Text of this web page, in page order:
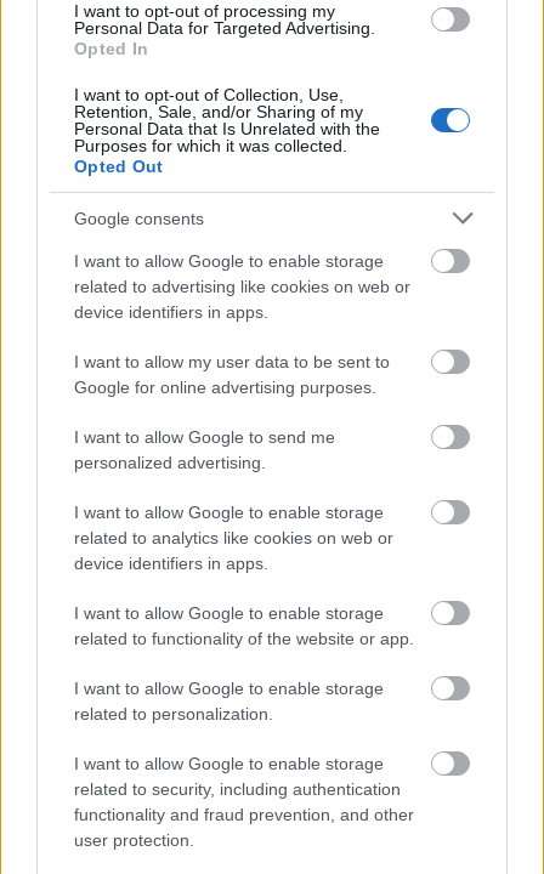
I want to opt-out of processing my
Personal Data for Targeted Advertising.
Opted In
I want to opt-out of Collection, Use,
Retention, Sale, and/or Sharing of my
Personal Data that Is Unrelated with the
Purposes for which it was collected.
Opted Out
Google consents
I want to allow Google to enable storage
related to advertising like cookies on web or
device identifiers in apps.
I want to allow my user data to be sent to
Google for online advertising purposes.
I want to allow Google to send me
personalized advertising.
I want to allow Google to enable storage
related to analytics like cookies on web or
device identifiers in apps.
I want to allow Google to enable storage
related to functionality of the website or app.
I want to allow Google to enable storage
related to personalization.
I want to allow Google to enable storage
related to security, including authentication
functionality and fraud prevention, and other
user protection.
Η αστυνομία δήλωσε ότι
θα μπορούσε να αυξηθεί, καθώς κάποια μέλη
οικογενειών παραμένουν κάτω από συντρίμμια.
Πηγή: ΑΠΕ - ΜΠΕ